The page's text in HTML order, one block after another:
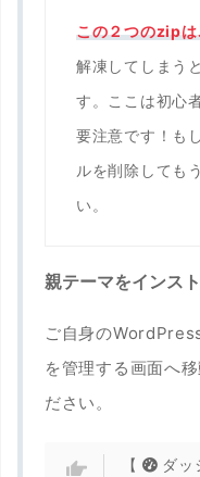
この２つのzipは
解凍してしまう
す。ここは初心
要注意です！も
ルを削除しても
い。
親テーマをインス
ご自身の
を管理する画面へ
ださい。
【 ダッ